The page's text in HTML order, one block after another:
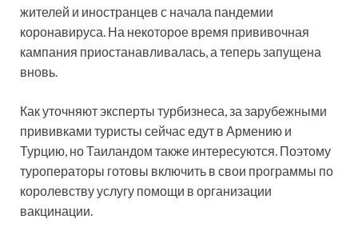
жителей и иностранцев с начала пандемии
коронавируса. На некоторое время прививочная
кампания приостанавливалась, а теперь запущена
вновь.
Как уточняют эксперты турбизнеса, за зарубежными
прививками туристы сейчас едут в Армению и
Турцию, но Таиландом также интересуются. Поэтому
туроператоры готовы включить в свои программы по
королевству услугу помощи в организации
вакцинации.